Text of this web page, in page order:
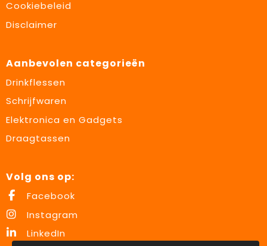
Cookiebeleid
Disclaimer
Aanbevolen categorieën
Drinkflessen
Schrijfwaren
Elektronica en Gadgets
Draagtassen
Volg ons op:
Facebook
Instagram
LinkedIn